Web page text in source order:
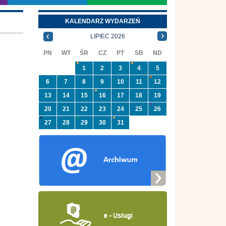
KALENDARZ WYDARZEŃ
LIPIEC 2026
PN WT ŚR CZ PT SB ND
1 2 3 4
5
6
7 8 9 10 11
12
13
14 15 16 17 18
19
20
21 22 23 24 25
26
27
28 29 30 31